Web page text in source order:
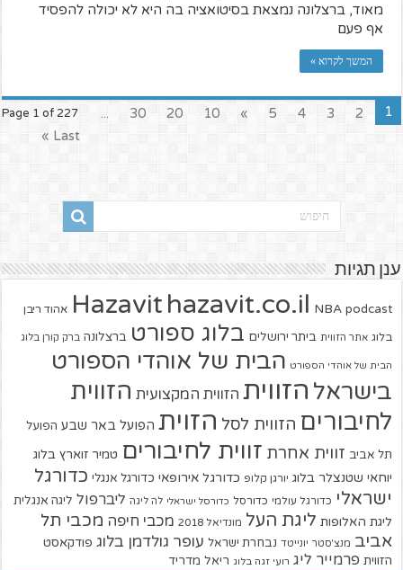
מאוד, ברצלונה נמצאת בסיטואציה בה היא לא יכולה להפסיד
אף פעם
המשך לקרוא »
Page 1 of 227 1
2
3
4
5
»
10
20
30
...
Last »
ענן תגיות
Hazavit hazavit.co.il NBA podcast אהוד ריבן
בלוג אתר הזווית ביתר ירושלים בלוג ספורט ברצלונה ברק קורן בלוג
הבית של אוהדי הספורט הבית של אוהדי הספורט
בישראל הזווית הזווית המקצועית הזווית
לחיבורים הזווית לסל הזוית הפועל באר שבע הפועל
תל אביב זווית אחרת זווית לחיבורים טמיר זוארץ בלוג
יוחאי שטנצלר בלוג יורגן קלופ כדורגל אירופאי כדורגל אנגלי כדורגל
ישראלי כדורגל עולמי כדורסל כדורסל ישראלי לה ליגה ליברפול ליגה אנגלית
ליגת האלופות ליגת העל מונדיאל 2018 מכבי חיפה מכבי תל
אביב מנצ'סטר יונייטד נבחרת ישראל עופר גולדמן בלוג פודקאסט
הזווית פרמייר ליג רועי זגה בלוג ריאל מדריד